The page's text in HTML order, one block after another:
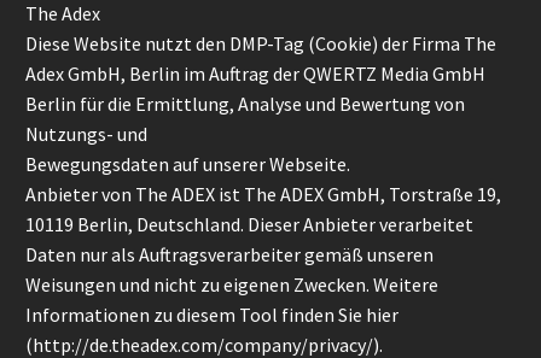
The Adex
Diese Website nutzt den DMP-Tag (Cookie) der Firma The
Adex GmbH, Berlin im Auftrag der QWERTZ Media GmbH
Berlin für die Ermittlung, Analyse und Bewertung von
Nutzungs- und
Bewegungsdaten auf unserer Webseite.
Anbieter von The ADEX ist The ADEX GmbH, Torstraße 19,
10119 Berlin, Deutschland. Dieser Anbieter verarbeitet
Daten nur als Auftragsverarbeiter gemäß unseren
Weisungen und nicht zu eigenen Zwecken. Weitere
Informationen zu diesem Tool finden Sie hier
(http://de.theadex.com/company/privacy/).